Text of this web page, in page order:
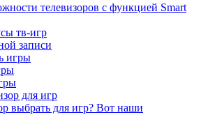
телевизоров с функцией Smart
тв-игр
записи
игры
для игр
выбрать для игр? Вот наши